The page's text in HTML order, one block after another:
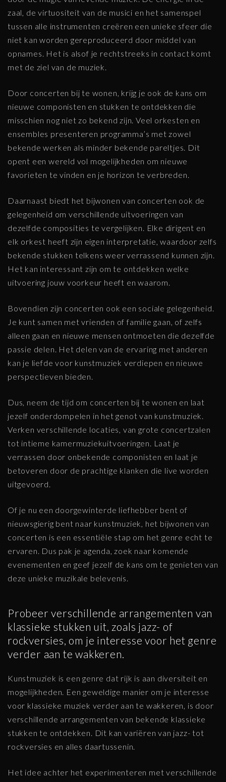
zaal, de virtuositeit van de musici en het samenspel
tussen alle instrumenten creëren een unieke sfeer die
niet kan worden gereproduceerd door middel van
opnames. Het is alsof je rechtstreeks in contact komt
met de ziel van de muziek.
Door concerten bij te wonen, krijg je ook de kans om
nieuwe componisten en stukken te ontdekken die
misschien nog niet zo bekend zijn. Veel orkesten en
ensembles presenteren programma’s met zowel
bekende werken als minder bekende pareltjes. Dit
opent een wereld vol mogelijkheden om nieuwe
favorieten te vinden en je horizon te verbreden.
Daarnaast biedt het bijwonen van concerten ook de
gelegenheid om verschillende uitvoeringen van
dezelfde composities te vergelijken. Elke dirigent en
elk orkest heeft zijn eigen interpretatie, waardoor zelfs
bekende stukken telkens weer verrassend kunnen zijn.
Het kan interessant zijn om te ontdekken welke
uitvoering jouw voorkeur heeft en waarom.
Bovendien zijn concerten ook een sociale gelegenheid.
Je kunt samen met vrienden of familie gaan, of zelfs
alleen gaan en nieuwe mensen ontmoeten die dezelfde
passie delen. Het delen van de ervaring met anderen
kan je liefde voor kunstmuziek verdiepen en nieuwe
perspectieven bieden.
Dus, neem de tijd om concerten bij te wonen en laat
jezelf onderdompelen in het genot van kunstmuziek.
Verken verschillende locaties, van grote concertzalen
tot intieme kamermuziekuitvoeringen. Laat je
verrassen door onbekende componisten en laat je
betoveren door de prachtige klanken die live worden
uitgevoerd.
Of je nu een doorgewinterde liefhebber bent of
nieuwsgierig bent naar kunstmuziek, het bijwonen van
concerten is een essentiële stap om het genre echt te
ervaren. Dus pak je agenda, zoek naar komende
evenementen en geef jezelf de kans om te genieten van
deze unieke muzikale belevenis.
Probeer verschillende arrangementen van
klassieke stukken uit, zoals jazz- of
rockversies, om je interesse voor het genre
verder aan te wakkeren.
Kunstmuziek is een genre dat rijk is aan diversiteit en
mogelijkheden. Een geweldige manier om je interesse
voor klassieke muziek verder aan te wakkeren, is door
verschillende arrangementen van bekende klassieke
stukken te ontdekken. Dit kan variëren van jazz- tot
rockversies en alles daartussenin.
Het idee achter het experimenteren met verschillende